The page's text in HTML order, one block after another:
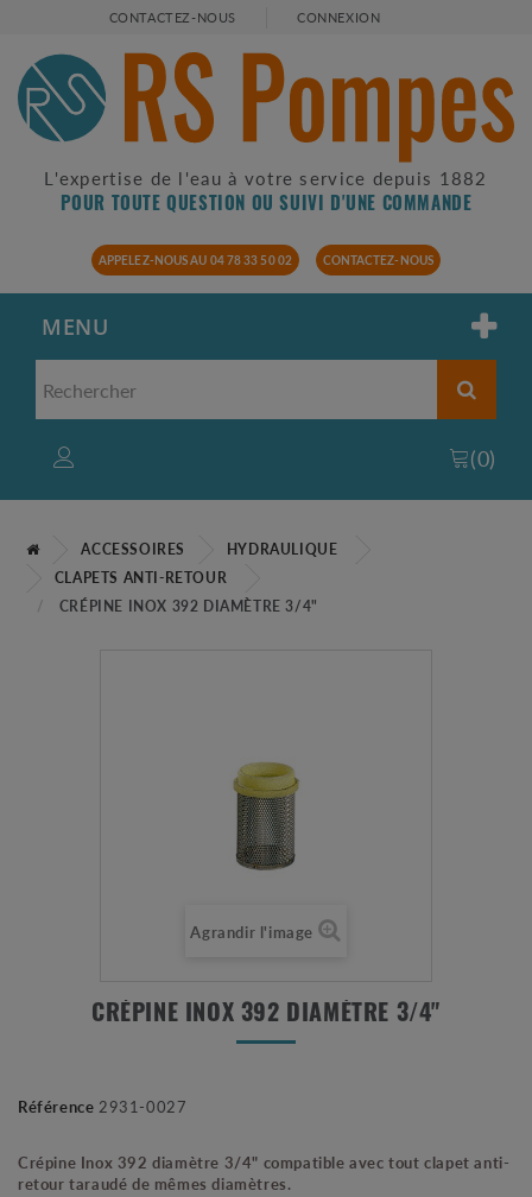
CONTACTEZ-NOUS CONNEXION
L'expertise de l'eau à votre service depuis 1882
POUR TOUTE QUESTION OU SUIVI D'UNE COMMANDE
APPELEZ-NOUS AU 04 78 33 50 02 CONTACTEZ-NOUS
MENU
(0)
ACCESSOIRES
HYDRAULIQUE
CLAPETS ANTI-RETOUR
CRÉPINE INOX 392 DIAMÈTRE 3/4"
Agrandir l'image
CRÉPINE INOX 392 DIAMÈTRE 3/4"
Référence 2931-0027
Crépine Inox 392 diamètre 3/4" compatible avec tout clapet anti-
retour taraudé de mêmes diamètres.